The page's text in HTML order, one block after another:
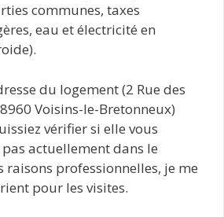
communes, taxes
eau et électricité en
du logement (2 Rue des
Voisins-le-Bretonneux)
vérifier si elle vous
pas actuellement dans le
raisons professionnelles, je me
pour les visites.